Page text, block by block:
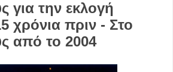
για την εκλογή
χρόνια πριν - Στο
από το 2004